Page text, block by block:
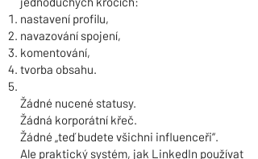
nastavení profilu,
navazování spojení,
komentování,
tvorba obsahu.
Žádné nucené statusy.
Žádná korporátní křeč.
Žádné „teď budete všichni influenceři“.
Ale praktický systém, jak LinkedIn používat